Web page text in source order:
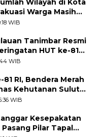
Warga Masih
WIB
Tanimbar Resmi
HUT ke-81
Diajak Perkuat
WIB
RI, Bendera Merah
Kehutanan Sulut
WIB
Kesepakatan
Pasang Pilar Tapal